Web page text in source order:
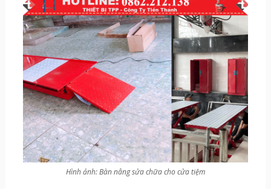
Hình ảnh: Bàn nâng sửa chữa cho cửa tiệm